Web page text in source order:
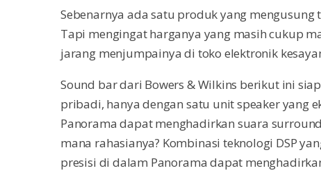
Sebenarnya ada satu produk yang
Tapi mengingat harganya yang masih cukup
jarang menjumpainya di toko elektronik
Sound bar dari Bowers & Wilkins berikut ini
pribadi, hanya dengan satu unit speaker yang
Panorama dapat menghadirkan suara
mana rahasianya? Kombinasi teknologi DSP
presisi di dalam Panorama dapat